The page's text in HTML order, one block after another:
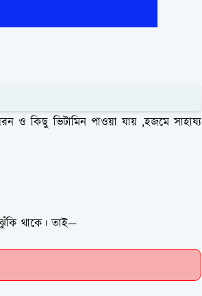
ও কিছু ভিটামিন পাওয়া যায় ,হজমে সাহায্য
থাকে। তাই—